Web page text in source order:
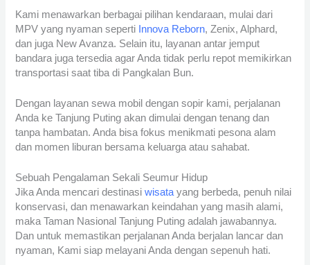
Kami menawarkan berbagai pilihan kendaraan, mulai dari
MPV yang nyaman seperti Innova Reborn, Zenix, Alphard,
dan juga New Avanza. Selain itu, layanan antar jemput
bandara juga tersedia agar Anda tidak perlu repot memikirkan
transportasi saat tiba di Pangkalan Bun.
Dengan layanan sewa mobil dengan sopir kami, perjalanan
Anda ke Tanjung Puting akan dimulai dengan tenang dan
tanpa hambatan. Anda bisa fokus menikmati pesona alam
dan momen liburan bersama keluarga atau sahabat.
Sebuah Pengalaman Sekali Seumur Hidup
Jika Anda mencari destinasiwisatayang berbeda, penuh nilai
konservasi, dan menawarkan keindahan yang masih alami,
maka Taman Nasional Tanjung Puting adalah jawabannya.
Dan untuk memastikan perjalanan Anda berjalan lancar dan
nyaman, Kami siap melayani Anda dengan sepenuh hati.